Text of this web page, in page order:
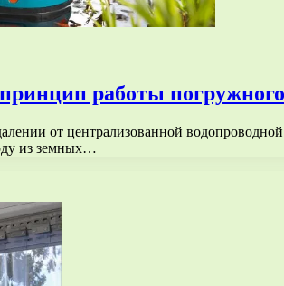
работы
от централизованной
из земных…